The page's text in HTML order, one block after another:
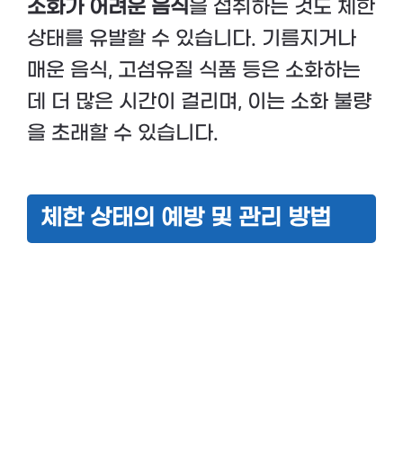
소화가 어려운 음식을 섭취하는 것도 체한
상태를 유발할 수 있습니다. 기름지거나
매운 음식, 고섬유질 식품 등은 소화하는
데 더 많은 시간이 걸리며, 이는 소화 불량
을 초래할 수 있습니다.
체한 상태의 예방 및 관리 방법